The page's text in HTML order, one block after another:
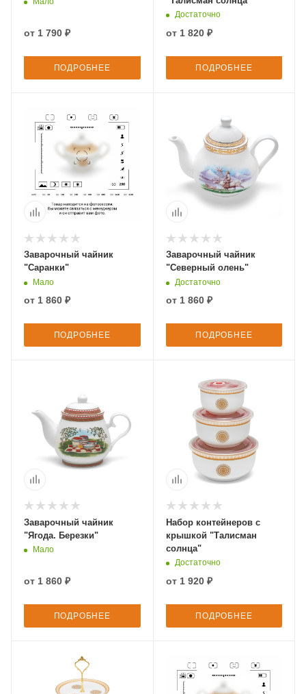
от 1 790 ₽
ПОДРОБНЕЕ
Достаточно
от 1 820 ₽
ПОДРОБНЕЕ
Заварочный чайник
"Саранки"
Мало
от 1 860 ₽
ПОДРОБНЕЕ
Заварочный чайник
"Северный олень"
Достаточно
от 1 860 ₽
ПОДРОБНЕЕ
Заварочный чайник
"Ягода. Березки"
Мало
от 1 860 ₽
ПОДРОБНЕЕ
Набор контейнеров с
крышкой "Талисман
солнца"
Достаточно
от 1 920 ₽
ПОДРОБНЕЕ